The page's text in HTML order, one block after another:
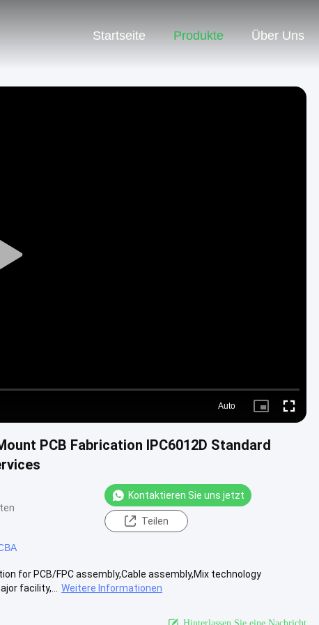
Startseite Produkte Über Uns
Play
Auto
Picture- Fullscreen
PCB Fabrication IPC6012D Standard
Kontaktieren Sie uns jetzt
Teilen
for PCB/FPC assembly,Cable assembly,Mix technology
facility,...
Weitere Informationen
Hinterlassen Sie eine Nachricht